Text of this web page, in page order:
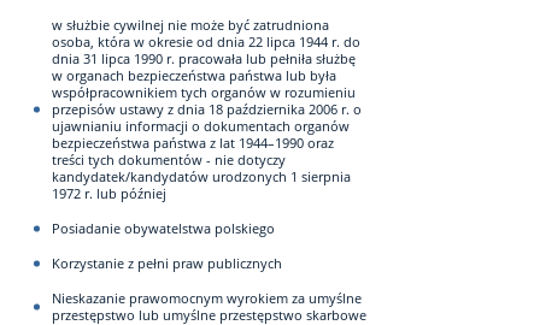
w służbie cywilnej nie może być zatrudniona
osoba, która w okresie od dnia 22 lipca 1944 r. do
dnia 31 lipca 1990 r. pracowała lub pełniła służbę
w organach bezpieczeństwa państwa lub była
współpracownikiem tych organów w rozumieniu
przepisów ustawy z dnia 18 października 2006 r. o
ujawnianiu informacji o dokumentach organów
bezpieczeństwa państwa z lat 1944–1990 oraz
treści tych dokumentów - nie dotyczy
kandydatek/kandydatów urodzonych 1 sierpnia
1972 r. lub później
Posiadanie obywatelstwa polskiego
Korzystanie z pełni praw publicznych
Nieskazanie prawomocnym wyrokiem za umyślne
przestępstwo lub umyślne przestępstwo skarbowe